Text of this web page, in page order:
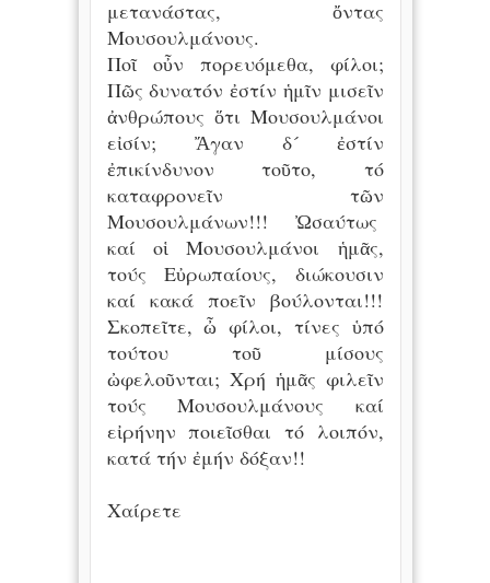
μετανάστας, ὄντας
Μουσουλμάνους.
Ποῖ οὖν πορευόμεθα, φίλοι;
Πῶς δυνατόν ἐστίν ἡμῖν μισεῖν
ἀνθρώπους ὅτι Μουσουλμάνοι
εἰσίν; Ἄγαν δ´ ἐστίν
ἐπικίνδυνον τοῦτο, τό
καταφρονεῖν τῶν
Μουσουλμάνων!!! Ὠσαύτως
καί οἱ Μουσουλμάνοι ἡμᾶς,
τούς Εὐρωπαίους, διώκουσιν
καί κακά ποεῖν βούλονται!!!
Σκοπεῖτε, ὦ φίλοι, τίνες ὑπό
τούτου τοῦ μίσους
ὠφελοῦνται; Χρή ἡμᾶς φιλεῖν
τούς Μουσουλμάνους καί
εἰρήνην ποιεῖσθαι τό λοιπόν,
κατά τήν ἐμήν δόξαν!!
Χαίρετε